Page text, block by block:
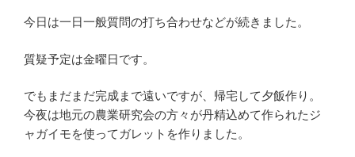
日:
今日は一日一般質問の打ち合わせなどが続きました。
質疑予定は金曜日です。
でもまだまだ完成まで遠いですが、帰宅して夕飯作り。
今夜は地元の農業研究会の方々が丹精込めて作られたジ
ャガイモを使ってガレットを作りました。